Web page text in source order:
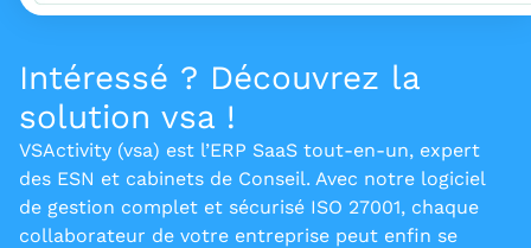
Intéressé ? Découvrez la
solution vsa !
VSActivity (vsa) est l’ERP SaaS tout-en-un, expert
des ESN et cabinets de Conseil. Avec notre logiciel
de gestion complet et sécurisé ISO 27001, chaque
collaborateur de votre entreprise peut enfin se